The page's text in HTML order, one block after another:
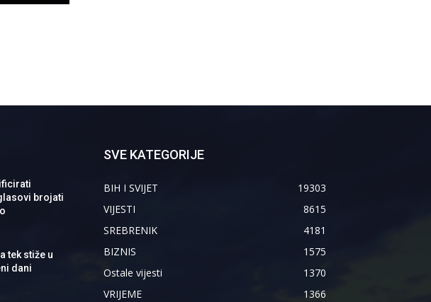
brojati
tek stiže u
dani
SVE KATEGORIJE
BIH I SVIJET
19303
VIJESTI
8615
SREBRENIK
4181
BIZNIS
1575
Ostale vijesti
1370
VRIJEME
1366